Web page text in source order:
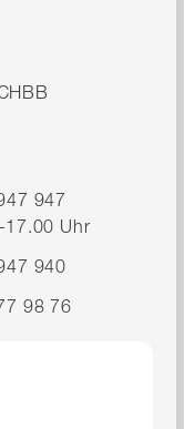
947
Uhr
940
98 76